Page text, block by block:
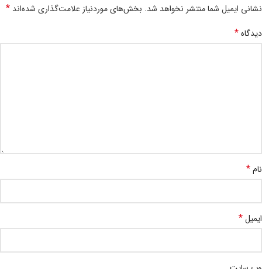
نشانی ایمیل شما منتشر نخواهد شد. بخش‌های موردنیاز علامت‌گذاری شده‌اند *
دیدگاه*
نام*
ایمیل*